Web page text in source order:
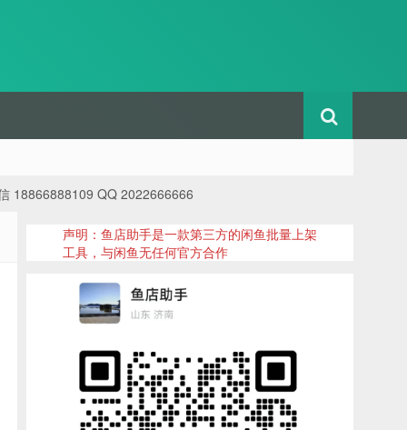
18866888109 QQ 2022666666
声明：鱼店助手是一款第三方的闲鱼批量上架
工具，与闲鱼无任何官方合作